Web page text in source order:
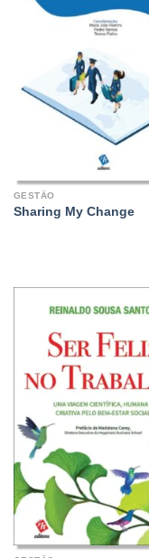
GESTÃO
Sharing My Change